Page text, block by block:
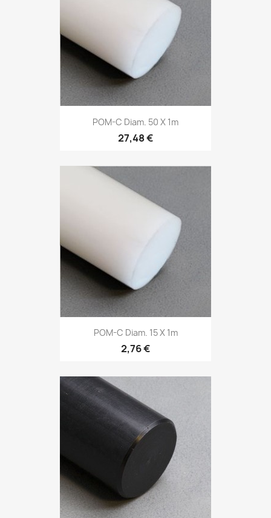
POM-C Diam. 50 X 1m
27,48 €
POM-C Diam. 15 X 1m
2,76 €